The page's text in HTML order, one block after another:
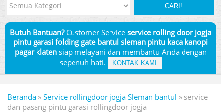
CARI!
Butuh Bantuan?Customer Service service rolling door jogja
pintu garasi folding gate bantul sleman pintu kaca kanopi
pagar klaten siap melayani dan membantu Anda dengan
sepenuh hati.
KONTAK KAMI
Beranda » Service rollingdoor jogja Sleman bantul » service
dan pasang pintu garasi rollingdoor jogja